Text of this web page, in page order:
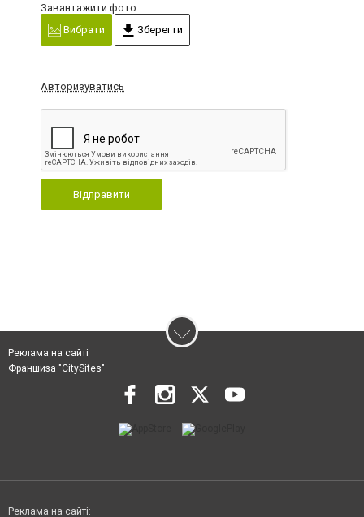
Завантажити фото:
Вибрати
Зберегти
Авторизуватись
Відправити
Реклама на сайті
Франшиза "CitySites"
Реклама на сайті: